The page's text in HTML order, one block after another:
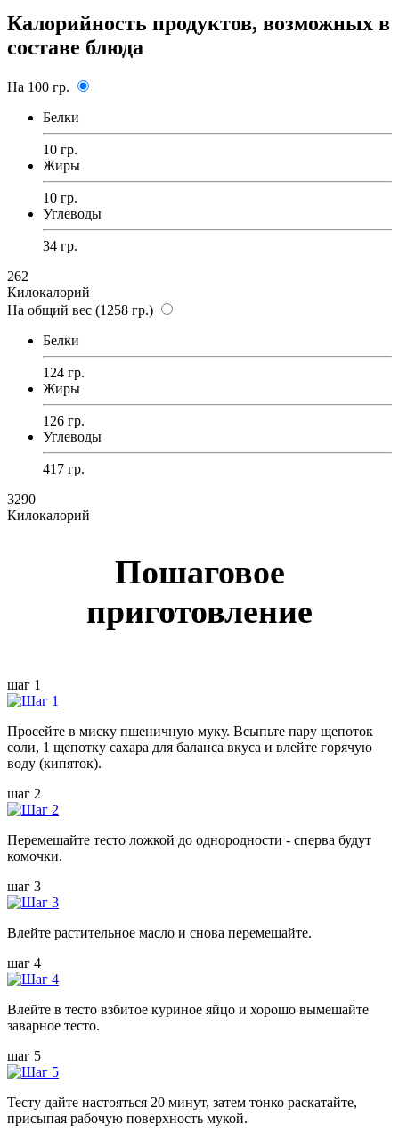
Калорийность продуктов, возможных в
составе блюда
На 100 гр.
Белки
10 гр.
Жиры
10 гр.
Углеводы
34 гр.
262
Килокалорий
На общий вес (1258 гр.)
Белки
124 гр.
Жиры
126 гр.
Углеводы
417 гр.
3290
Килокалорий
Пошаговое
приготовление
шаг 1
Просейте в миску пшеничную муку. Всыпьте пару щепоток
соли, 1 щепотку сахара для баланса вкуса и влейте горячую
воду (кипяток).
шаг 2
Перемешайте тесто ложкой до однородности - сперва будут
комочки.
шаг 3
Влейте растительное масло и снова перемешайте.
шаг 4
Влейте в тесто взбитое куриное яйцо и хорошо вымешайте
заварное тесто.
шаг 5
Тесту дайте настояться 20 минут, затем тонко раскатайте,
присыпая рабочую поверхность мукой.